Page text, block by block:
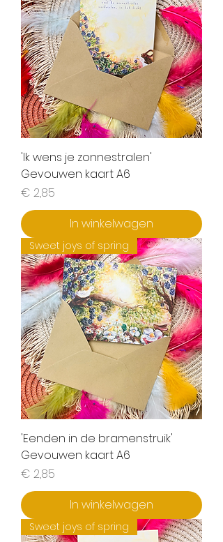
'Ik wens je zonnestralen'
Gevouwen kaart A6
Prijs
€ 2,85
In winkelwagen
Sweet joys of spring
'Eenden in de bramenstruik'
Gevouwen kaart A6
Prijs
€ 2,85
In winkelwagen
Sweet joys of spring